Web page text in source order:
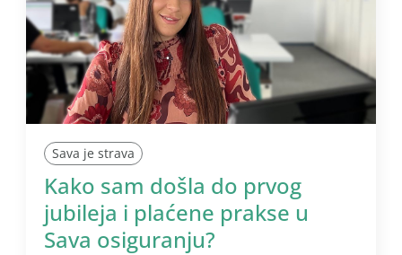
Sava je strava
Kako sam došla do prvog
jubileja i plaćene prakse u
Sava osiguranju?